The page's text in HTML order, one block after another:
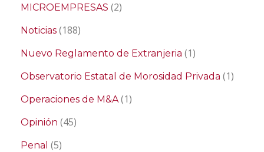
MICROEMPRESAS (2)
Noticias (188)
Nuevo Reglamento de Extranjeria (1)
Observatorio Estatal de Morosidad Privada (1)
Operaciones de M&A(1)
Opinión (45)
Penal (5)